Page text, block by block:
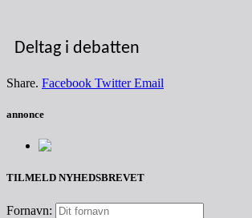
Deltag i debatten
Share. Facebook Twitter Email
annonce
TILMELD NYHEDSBREVET
Fornavn: